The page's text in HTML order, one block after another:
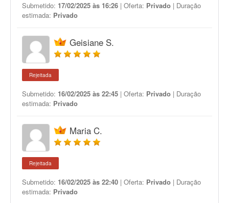
Submetido: 17/02/2025 às 16:26 | Oferta: Privado | Duração
estimada: Privado
Geisiane S.
Rejeitada
Submetido: 16/02/2025 às 22:45 | Oferta: Privado | Duração
estimada: Privado
Maria C.
Rejeitada
Submetido: 16/02/2025 às 22:40 | Oferta: Privado | Duração
estimada: Privado